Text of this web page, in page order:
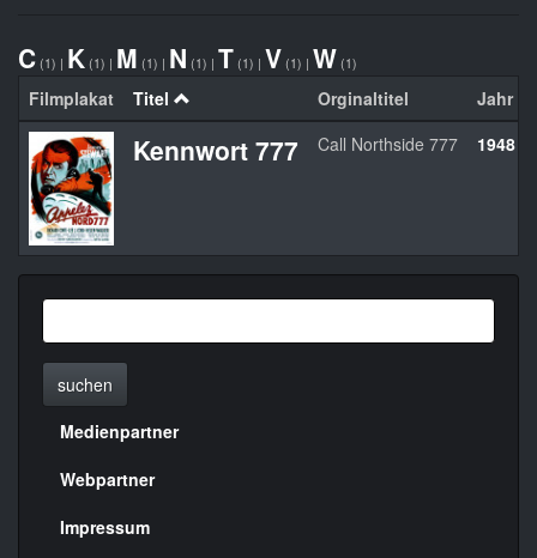
C (1) | K (1) | M (1) | N (1) | T (1) | V (1) | W (1)
Filmplakat Titel Orginaltitel Jahr
Kennwort 777 Call Northside 777 1948
suchen
Menülinks
rechte
Seite
Medienpartner
Webpartner
Impressum